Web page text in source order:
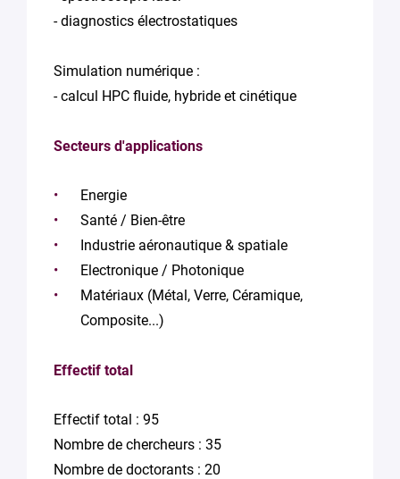
- diagnostics électrostatiques
Simulation numérique :
- calcul HPC fluide, hybride et cinétique
Secteurs d'applications
Energie
Santé / Bien-être
Industrie aéronautique & spatiale
Electronique / Photonique
Matériaux (Métal, Verre, Céramique,
Composite...)
Effectif total
Effectif total : 95
Nombre de chercheurs : 35
Nombre de doctorants : 20